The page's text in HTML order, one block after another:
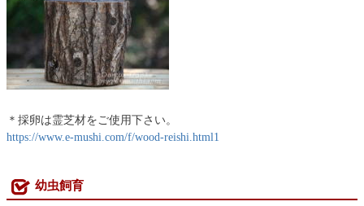
＊採卵は霊芝材をご使用下さい。
https://www.e-mushi.com/f/wood-reishi.html1
幼虫飼育